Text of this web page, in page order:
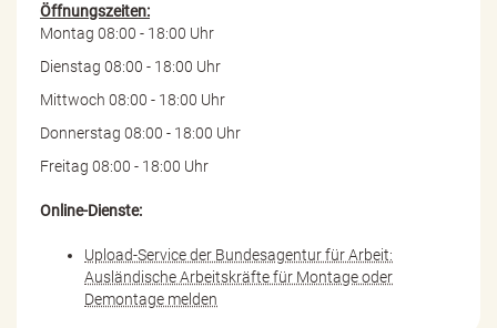
Öffnungszeiten:
Montag 08:00 - 18:00 Uhr
Dienstag 08:00 - 18:00 Uhr
Mittwoch 08:00 - 18:00 Uhr
Donnerstag 08:00 - 18:00 Uhr
Freitag 08:00 - 18:00 Uhr
Online-Dienste:
Upload-Service der Bundesagentur für Arbeit:
Ausländische Arbeitskräfte für Montage oder
Demontage melden